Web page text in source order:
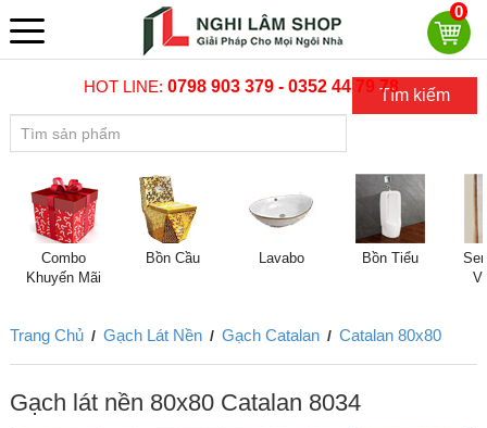
0
HOT LINE:0798 903 379 - 0352 44 79 78Tìm kiếm
Combo
Khuyến Mãi
Bồn Cầu Lavabo Bồn Tiểu
Trang Chủ / Gạch Lát Nền / Gạch Catalan / Catalan 80x80
Gạch lát nền 80x80 Catalan 8034